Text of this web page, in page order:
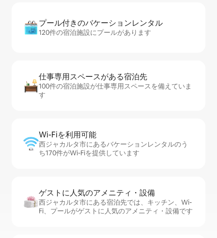
プール付きのバ⁠ケ⁠ー⁠シ⁠ョ⁠ンレ⁠ン⁠タ⁠ル
120件の宿泊施設にプールがあります
仕事専用ス⁠ペ⁠ー⁠スがあ⁠る宿⁠泊⁠先
100件の宿泊施設が仕事専用スペースを備えていま
す
Wi-Fiを利⁠用⁠可⁠能
西ジャカルタ市にあるバケーションレンタルのう
ち170件がWi-Fiを提供しています
ゲストに人⁠気⁠のア⁠メ⁠ニ⁠テ⁠ィ・設⁠備
西ジャカルタ市にある宿泊先では、キッチン、Wi-
Fi、プールがゲストに人気のアメニティ・設備です